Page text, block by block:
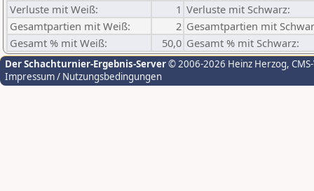
Verluste mit Weiß:
1 Verluste mit Schwarz:
Gesamtpartien mit Weiß:
2 Gesamtpartien mit
Gesamt % mit Weiß:
50,0 Gesamt % mit Schwarz:
Der Schachturnier-Ergebnis-Server© 2006-2026 Heinz Herzog,
Impressum / Nutzungsbedingungen